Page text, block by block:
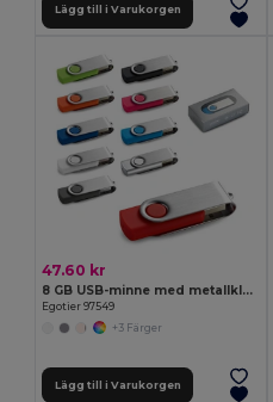
Lägg till i Varukorgen
47.60 kr
8 GB USB-minne med metallklämma
Egotier 97549
+3 Färger
Lägg till i Varukorgen